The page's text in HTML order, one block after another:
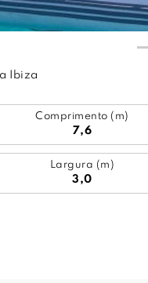
Ibiza
Comprimento (m)
7,6
Largura (m)
3,0